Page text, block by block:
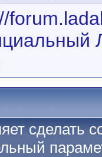
сделать